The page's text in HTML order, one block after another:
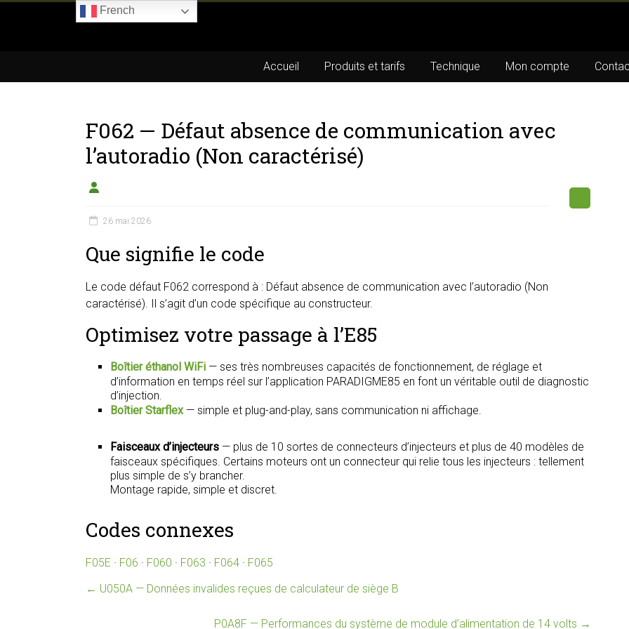
du
boîtier
éthanol
Accueil Produits et tarifs Technique Mon compte
F062 — Défaut absence de communication avec
l’autoradio (Non caractérisé)
26 mai 2026
Que signifie le code
Le code défaut F062 correspond à : Défaut absence de communication avec l’autoradio (Non
caractérisé). Il s’agit d’un code spécifique au constructeur.
Optimisez votre passage à l’E85
Boîtier éthanol WiFi — ses très nombreuses capacités de fonctionnement, de réglage et
d’information en temps réel sur l’application PARADIGME85 en font un véritable outil de diagnostic
d’injection.
Boîtier Starflex— simple et plug-and-play, sans communication ni affichage.
Faisceaux d’injecteurs — plus de 10 sortes de connecteurs d’injecteurs et plus de 40 modèles de
faisceaux spécifiques. Certains moteurs ont un connecteur qui relie tous les injecteurs : tellement
plus simple de s’y brancher.
Montage rapide, simple et discret.
Codes connexes
F05E · F06 · F060 · F063 · F064 · F065
← U050A — Données invalides reçues de calculateur de siège B
P0A8F — Performances du système de module d’alimentation de 14 volts →
French